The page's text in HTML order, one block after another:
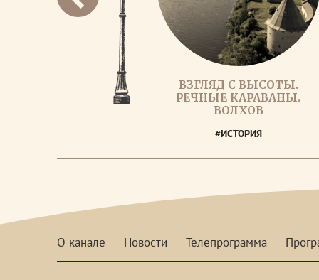
ВЗГЛЯД С ВЫСОТЫ.
РЕЧНЫЕ КАРАВАНЫ.
ВОЛХОВ
#ИСТОРИЯ
О канале Новости Телепрограмма